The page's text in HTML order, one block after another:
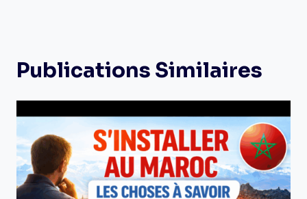
Publications Similaires